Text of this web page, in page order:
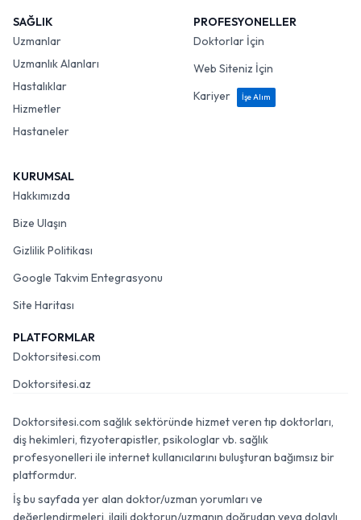
SAĞLIK
Uzmanlar
Uzmanlık Alanları
Hastalıklar
Hizmetler
Hastaneler
PROFESYONELLER
Doktorlar İçin
Web Siteniz İçin
Kariyer
İşe Alım
KURUMSAL
Hakkımızda
Bize Ulaşın
Gizlilik Politikası
Google Takvim Entegrasyonu
Site Haritası
PLATFORMLAR
Doktorsitesi.com
Doktorsitesi.az
Doktorsitesi.com sağlık sektöründe hizmet veren tıp doktorları,
diş hekimleri, fizyoterapistler, psikologlar vb. sağlık
profesyonelleri ile internet kullanıcılarını buluşturan bağımsız bir
platformdur.
İş bu sayfada yer alan doktor/uzman yorumları ve
değerlendirmeleri, ilgili doktorun/uzmanın doğrudan veya dolaylı